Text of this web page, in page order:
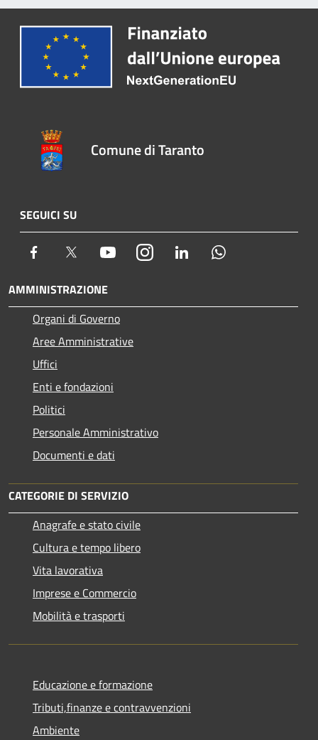
Comune di Taranto
SEGUICI SU
Facebook Twitter YoutubeInstagram LinkedIn
AMMINISTRAZIONE
Organi di Governo
Aree Amministrative
Uffici
Enti e fondazioni
Politici
Personale Amministrativo
Documenti e dati
CATEGORIE DI SERVIZIO
Anagrafe e stato civile
Cultura e tempo libero
Vita lavorativa
Imprese e Commercio
Mobilità e trasporti
Educazione e formazione
Tributi,finanze e contravvenzioni
Ambiente